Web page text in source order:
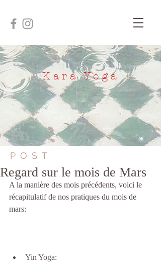
Kara Yoga
POST
Regard sur le mois de Mars
A la manière des mois précédents, voici le
récapitulatif de nos pratiques du mois de
mars:
Yin Yoga: